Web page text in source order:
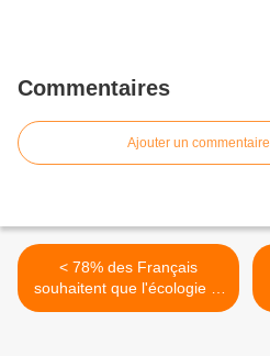
Commentaires
Ajouter un commentaire
< 78% des Français
souhaitent que l'écologie et
la protection de